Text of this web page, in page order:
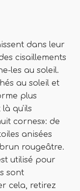
dans leur
cisaillements
les au soleil.
au soleil et
plus
qu'ils
cornes»: de
anisées
rougeâtre.
utilisé pour
sont
cela, retirez